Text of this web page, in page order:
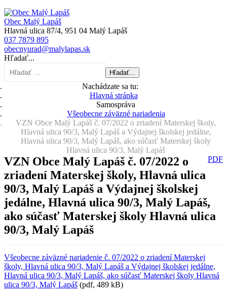
Obec Malý Lapáš
Hlavná ulica 87/4, 951 04 Malý Lapáš
037 7879 895
obecnyurad@malylapas.sk
Hľadať...
Hľadať...
Nachádzate sa tu:
Hlavná stránka
Samospráva
Všeobecne záväzné nariadenia
VZN Obce Malý Lapáš č. 07/2022 o zriadení Materskej školy,
Hlavná ulica 90/3, Malý Lapáš a Výdajnej školskej jedálne,
Hlavná ulica 90/3, Malý Lapáš, ako súčasť Materskej školy
Hlavná ulica 90/3, Malý Lapáš
PDF
VZN Obce Malý Lapáš č. 07/2022 o
zriadení Materskej školy, Hlavná ulica
90/3, Malý Lapáš a Výdajnej školskej
jedálne, Hlavná ulica 90/3, Malý Lapáš,
ako súčasť Materskej školy Hlavná ulica
90/3, Malý Lapáš
Všeobecne záväzné nariadenie č. 07/2022 o zriadení Materskej
školy, Hlavná ulica 90/3, Malý Lapáš a Výdajnej školskej jedálne,
Hlavná ulica 90/3, Malý Lapáš, ako súčasť Materskej školy Hlavná
ulica 90/3, Malý Lapáš (pdf, 489 kB)